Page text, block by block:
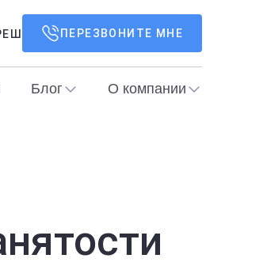
ПЕРЕЗВОНИТЕ МНЕ
Блог О компании